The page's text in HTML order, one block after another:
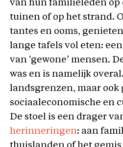
van hun familieleden op
tuinen of op het strand.
tantes en ooms,
lange tafels vol eten:
van ‘gewone’ mensen.
was en is namelijk
landsgrenzen, maar ook
sociaaleconomische en
De stoel is een drager
herinneringen: aan